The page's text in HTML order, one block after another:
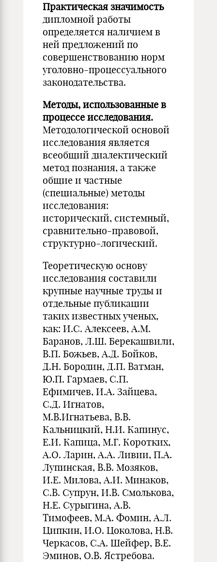
Практическая значимость
дипломной работы
определяется наличием в
ней предложений по
совершенствованию норм
уголовно-процессуального
законодательства.
Методы, использованные в
процессе исследования.
Методологической основой
исследования является
всеобщий диалектический
метод познания, а также
общие и частные
(специальные) методы
исследования:
исторический, системный,
сравнительно-правовой,
структурно-логический.
Теоретическую основу
исследования составили
крупные научные труды и
отдельные публикации
таких известных ученых,
как: И.С. Алексеев, А.М.
Баранов, Л.Ш. Берекашвили,
В.П. Божьев, А.Д. Бойков,
Д.Н. Бородин, Д.П. Ватман,
Ю.П. Гармаев, С.П.
Ефимичев, И.А. Зайцева,
С.Д. Игнатов,
М.В.Игнатьева, В.В.
Кальницкий, Н.И. Капинус,
Е.И. Капица, М.Г. Коротких,
А.О. Ларин, А.А. Ливии, П.А.
Лупинская, В.В. Мозяков,
И.Е. Милова, А.И. Минаков,
С.В. Супрун, И.В. Смолькова,
Н.Е. Сурыгина, А.В.
Тимофеев, М.А. Фомин, А.Л.
Ципкин, И.О. Цоколова, Н.В.
Черкасов, С.А. Шейфер, В.Е.
Эминов, О.В. Ястребова.